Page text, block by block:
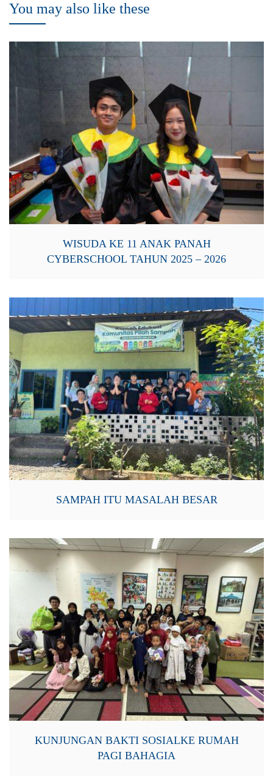
You may also like these
WISUDA KE 11 ANAK PANAH
CYBERSCHOOL TAHUN 2025 – 2026
SAMPAH ITU MASALAH BESAR
KUNJUNGAN BAKTI SOSIALKE RUMAH
PAGI BAHAGIA